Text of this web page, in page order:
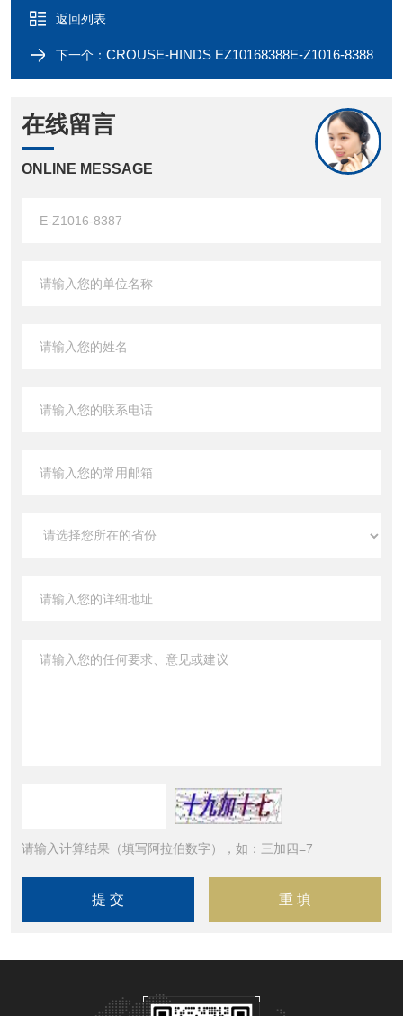
返回列表
下一个： CROUSE-HINDS EZ10168388E-Z1016-8388
在线留言
ONLINE MESSAGE
请输入计算结果（填写阿拉伯数字），如：三加四=7